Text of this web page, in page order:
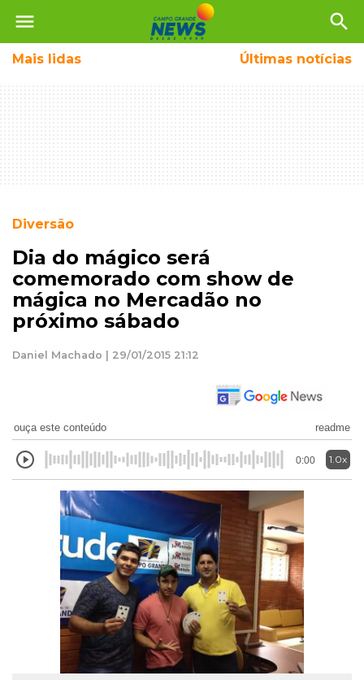
menu search
Mais lidas Últimas notícias
Diversão
Dia do mágico será
comemorado com show de
mágica no Mercadão no
próximo sábado
Daniel Machado | 29/01/2015 21:12
ouça este conteúdo readme
0:00 1.0x